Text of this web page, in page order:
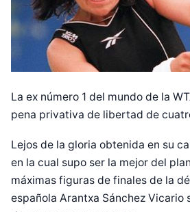
La ex número 1 del mundo de la
pena privativa de libertad de
Lejos de la gloria obtenida en su
en la cual supo ser la mejor del
máximas figuras de finales de la
española Arantxa Sánchez Vicario